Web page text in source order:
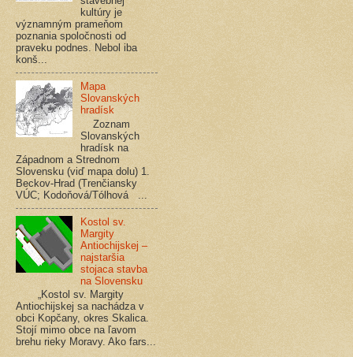
kultúry je
významným prameňom
poznania spoločnosti od
praveku podnes. Nebol iba
konš...
Mapa
Slovanských
hradísk
Zoznam
Slovanských
hradísk na
Západnom a Strednom
Slovensku (viď mapa dolu) 1.
Beckov-Hrad (Trenčiansky
VÚC; Kodoňová/Tólhová ...
Kostol sv.
Margity
Antiochijskej –
najstaršia
stojaca stavba
na Slovensku
„Kostol sv. Margity
Antiochijskej sa nachádza v
obci Kopčany, okres Skalica.
Stojí mimo obce na ľavom
brehu rieky Moravy. Ako fars...